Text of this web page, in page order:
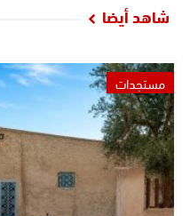
شاهد أيضا
مستجدات